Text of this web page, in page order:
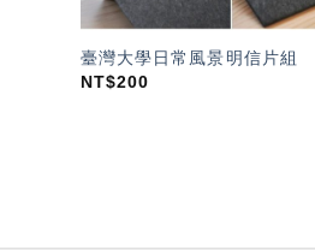
臺灣大學日常風景明信片組
NT$200